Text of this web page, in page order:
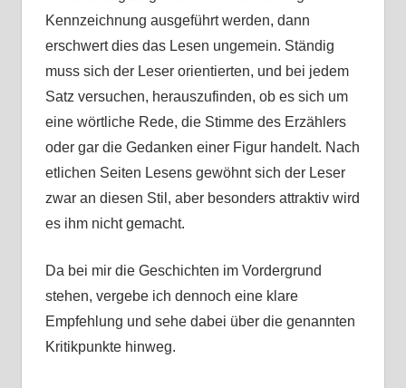
Kennzeichnung ausgeführt werden, dann
erschwert dies das Lesen ungemein. Ständig
muss sich der Leser orientierten, und bei jedem
Satz versuchen, herauszufinden, ob es sich um
eine wörtliche Rede, die Stimme des Erzählers
oder gar die Gedanken einer Figur handelt. Nach
etlichen Seiten Lesens gewöhnt sich der Leser
zwar an diesen Stil, aber besonders attraktiv wird
es ihm nicht gemacht.
Da bei mir die Geschichten im Vordergrund
stehen, vergebe ich dennoch eine klare
Empfehlung und sehe dabei über die genannten
Kritikpunkte hinweg.